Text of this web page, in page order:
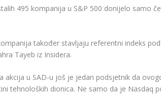
495 kompanija u S&P 500 donijelo samo
također stavljaju referentni indeks
Tayeb iz Insidera.
akcija u SAD-u još je jedan podsjetnik da
tehnoloških dionica. Ne samo da je Nasdaq